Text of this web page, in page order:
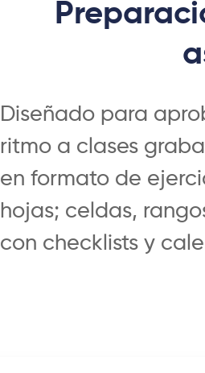
Diseñado para
ritmo a clases
en formato de
hojas; celdas,
con checklists y